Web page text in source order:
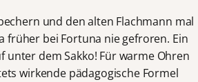
und den alten Flachmann mal
früher bei Fortuna nie gefroren. Ein
dem Sakko! Für warme Ohren
wirkende pädagogische Formel